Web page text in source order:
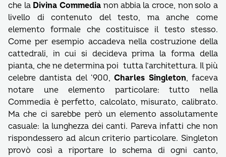
che la Divina Commedia non abbia la croce, non solo a
livello di contenuto del testo, ma anche come
elemento formale che costituisce il testo stesso.
Come per esempio accadeva nella costruzione della
cattedrali, in cui si decideva prima la forma della
pianta, che ne determina poi tutta l’architettura. Il più
celebre dantista del ‘900,Charles Singleton, faceva
notare une elemento particolare: tutto nella
Commedia è perfetto, calcolato, misurato, calibrato.
Ma che ci sarebbe però un elemento assolutamente
casuale: la lunghezza dei canti. Pareva infatti che non
rispondessero ad alcun criterio particolare. Singleton
provò così a riportare lo schema di ogni canto,